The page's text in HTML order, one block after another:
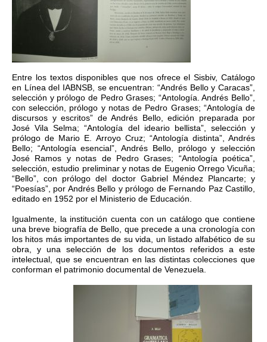
Entre los textos disponibles que nos ofrece el Sisbiv, Catálogo
en Línea del IABNSB, se encuentran: “Andrés Bello y Caracas”,
selección y prólogo de Pedro Grases; “Antología. Andrés Bello”,
con selección, prólogo y notas de Pedro Grases; “Antología de
discursos y escritos” de Andrés Bello, edición preparada por
José Vila Selma; “Antología del ideario bellista”, selección y
prólogo de Mario E. Arroyo Cruz; “Antología distinta”, Andrés
Bello; “Antología esencial”, Andrés Bello, prólogo y selección
José Ramos y notas de Pedro Grases; “Antología poética”,
selección, estudio preliminar y notas de Eugenio Orrego Vicuña;
“Bello”, con prólogo del doctor Gabriel Méndez Plancarte; y
“Poesías”, por Andrés Bello y prólogo de Fernando Paz Castillo,
editado en 1952 por el Ministerio de Educación.
Igualmente, la institución cuenta con un catálogo que contiene
una breve biografía de Bello, que precede a una cronología con
los hitos más importantes de su vida, un listado alfabético de su
obra, y una selección de los documentos referidos a este
intelectual, que se encuentran en las distintas colecciones que
conforman el patrimonio documental de Venezuela.